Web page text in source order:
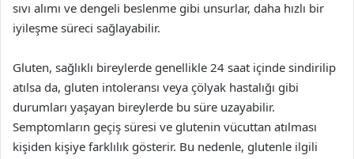
sıvı alımı ve dengeli beslenme gibi unsurlar, daha hızlı bir
iyileşme süreci sağlayabilir.
Gluten, sağlıklı bireylerde genellikle 24 saat içinde sindirilip
atılsa da, gluten intoleransı veya çölyak hastalığı gibi
durumları yaşayan bireylerde bu süre uzayabilir.
Semptomların geçiş süresi ve glutenin vücuttan atılması
kişiden kişiye farklılık gösterir. Bu nedenle, glutenle ilgili